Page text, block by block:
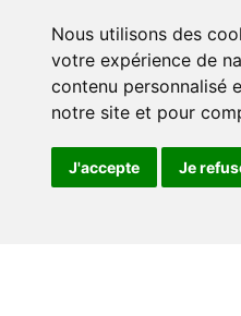
Nous utilisons des cookies et d'autres technologies de suivi pour améliorer
votre expérience de
contenu personnalisé
notre site et pour
J'accepte Je